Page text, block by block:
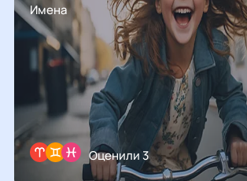
Имена
Оценили 3